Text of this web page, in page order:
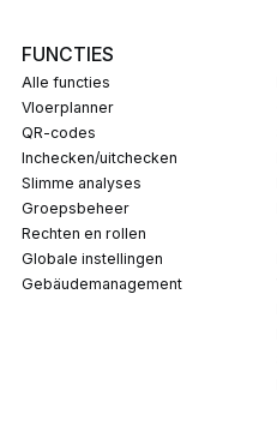
FUNCTIES
Alle functies
Vloerplanner
QR-codes
Inchecken/uitchecken
Slimme analyses
Groepsbeheer
Rechten en rollen
Globale instellingen
Gebäudemanagement